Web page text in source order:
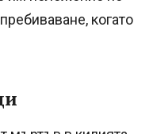
когато